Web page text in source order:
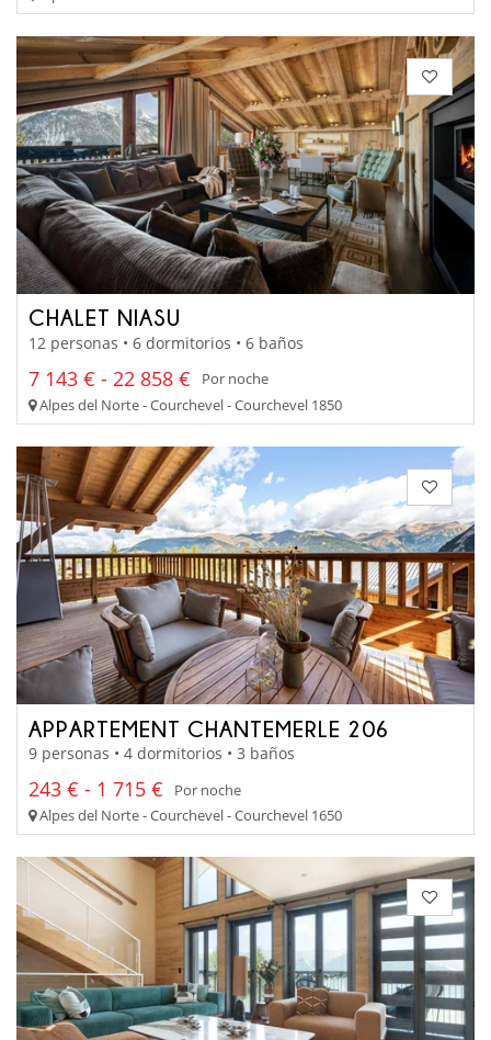
CHALET NIASU
12 personas • 6 dormitorios • 6 baños
7 143 € - 22 858 €
Por noche
Alpes del Norte - Courchevel - Courchevel 1850
APPARTEMENT CHANTEMERLE 206
9 personas • 4 dormitorios • 3 baños
243 € - 1 715 €
Por noche
Alpes del Norte - Courchevel - Courchevel 1650